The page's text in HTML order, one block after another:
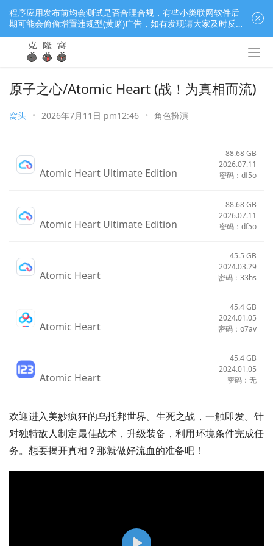
原子之心/Atomic Heart (战！为真相而流)
窝头 • 2026年7月11日 pm12:46 • 角色扮演
Atomic Heart Ultimate Edition
88.68 GB
2026.07.11
密码：df5o
Atomic Heart Ultimate Edition
88.68 GB
2026.07.11
密码：df5o
Atomic Heart
45.5 GB
2024.03.29
密码：33hs
Atomic Heart
45.4 GB
2024.01.05
密码：o7av
Atomic Heart
45.4 GB
2024.01.05
密码：无
欢迎进入美妙疯狂的乌托邦世界。生死之战，一触即发。针
对独特敌人制定最佳战术，升级装备，利用环境条件完成任
务。想要揭开真相？那就做好流血的准备吧！
程序应用发布前均会测试是否合理合规，有些小类联网软件后
期可能会偷偷增置违规型(黄赌)广告，如有发现请大家及时反
馈窝长进行处理，共同监督维护良好的程序应用下载社区！